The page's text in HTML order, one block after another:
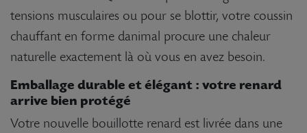
tensions musculaires ou pour se blottir, votre coussin
chauffant en forme danimal procure une chaleur
naturelle exactement là où vous en avez besoin.
Emballage durable et élégant : votre renard
arrive bien protégé
Votre nouvelle bouillotte renard est livrée dans une